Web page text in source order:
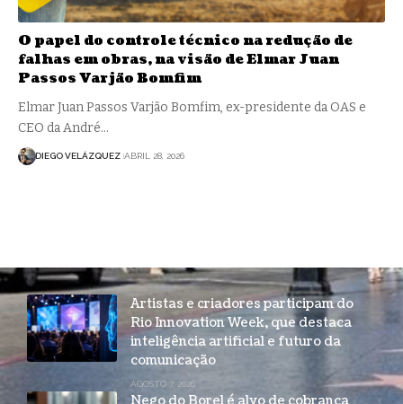
O papel do controle técnico na redução de
falhas em obras, na visão de Elmar Juan
Passos Varjão Bomfim
Elmar Juan Passos Varjão Bomfim, ex-presidente da OAS e
CEO da André…
DIEGO VELÁZQUEZ ABRIL 28, 2026
Artistas e criadores participam do
Rio Innovation Week, que destaca
inteligência artificial e futuro da
comunicação
AGOSTO 7, 2026